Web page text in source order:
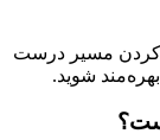
کردن مسیر درست
شوید.